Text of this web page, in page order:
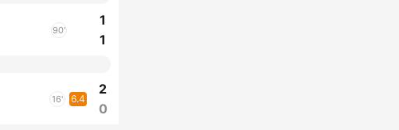
90'
1
1
16' 6.4
2
0